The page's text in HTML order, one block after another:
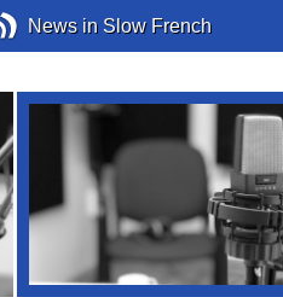
News in Slow French